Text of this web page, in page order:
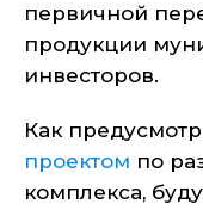
первичной
продукции
инвесторов.
Как
проектом по
комплекса,